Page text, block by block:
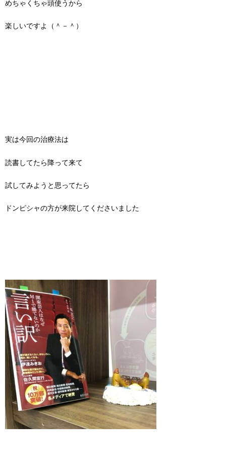
めちゃくちゃ頭使うから
楽しいですよ（＾－＾）
実は今回の治療法は
読書してたら降って来て
試してみようと思ってたら
ドンピシャの方が来院してくださいました